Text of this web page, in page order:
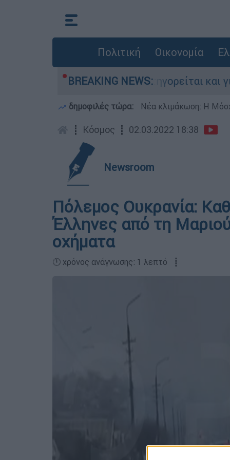
Πολιτική Οικονομία
BREAKING NEWS:
στην Ελλάδα - Κατηγορείται και για την
δημοφιλές τώρα: Νέα κλιμάκωση: Η
┋ Κόσμος ┋ 02.03.2022 18:38
Newsroom
Πόλεμος Ουκρανία:
Έλληνες από τη
οχήματα
🕛 χρόνος ανάγνωσης: 1 λεπτό ┋